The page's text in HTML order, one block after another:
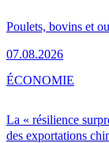
Poulets, bovins et
07.08.2026
La « résilience
des exportations
ÉCONOMIE